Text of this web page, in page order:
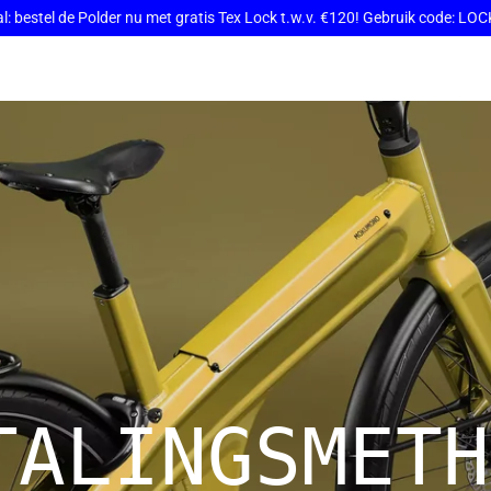
bestel de Polder nu met gratis Tex Lock t.w.v. €120! Gebruik code: